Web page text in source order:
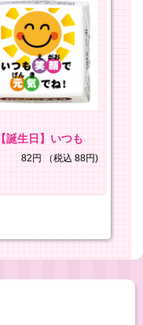
【誕生日】いつも
82円 （税込 88円)